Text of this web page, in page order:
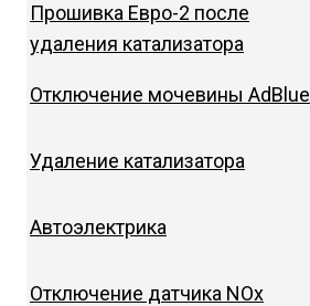
Прошивка Евро-2 после
удаления катализатора
Отключение мочевины AdBlue
Удаление катализатора
Автоэлектрика
Отключение датчика NOx